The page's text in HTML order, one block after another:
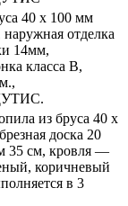
40 х 100 мм
отделка
14мм,
класса В,
из бруса 40 х
доска 20
35 см, кровля —
коричневый
в 3